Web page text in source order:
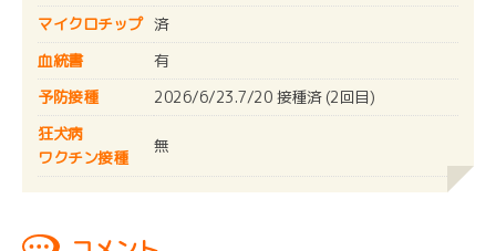
マイクロチップ 済
血統書
有
予防接種
2026/6/23.7/20 接種済 (2回目)
狂犬病
ワクチン接種
無